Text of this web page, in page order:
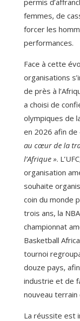
femmes, de
forcer les
performances.
Face à cette
organisations
de près à
a choisi de
olympiques de
en 2026 afin de
au cœur de la
l’Afrique ».
organisation
souhaite
coin du monde
trois ans, la
championnat
Basketball
tournoi
douze pays,
industrie et de
nouveau terrain
La réussite est